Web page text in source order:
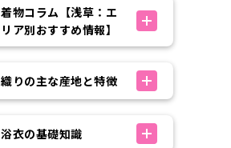
着物コラム【浅草：エ
リア別おすすめ情報】
織りの主な産地と特徴
浴衣の基礎知識